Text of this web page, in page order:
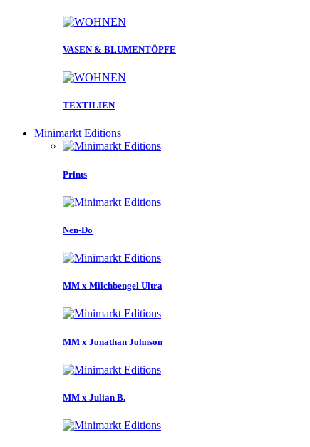
VASEN & BLUMENTÖPFE
TEXTILIEN
Minimarkt Editions
Prints
Nen-Do
MM x Milchbengel Ultra
MM x Jonathan Johnson
MM x Julian B.